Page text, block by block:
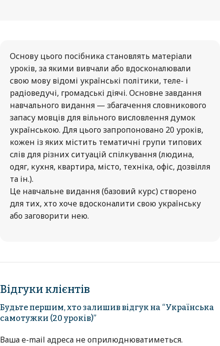
Основу цього посібника становлять матеріали
уроків, за якими вивчали або вдосконалювали
свою мову відомі українські політики, теле- і
радіоведучі, громадські діячі. Основне завдання
навчального видання — збагачення словникового
запасу мовців для вільного висловлення думок
українською. Для цього запропоновано 20 уроків,
кожен із яких містить тематичні групи типових
слів для різних ситуацій спілкування (людина,
одяг, кухня, квартира, місто, техніка, офіс, дозвілля
та ін.).
Це навчальне видання (базовий курс) створено
для тих, хто хоче вдосконалити свою українську
або заговорити нею.
Відгуки клієнтів
Будьте першим, хто залишив відгук на “Українська
самотужки (20 уроків)”
Ваша e-mail адреса не оприлюднюватиметься.